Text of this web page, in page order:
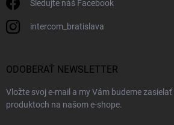
Sledujte náš Facebook
intercom_bratislava
ODOBERAŤ NEWSLETTER
Vložte svoj e-mail a my Vám budeme
produktoch na našom e-shope.